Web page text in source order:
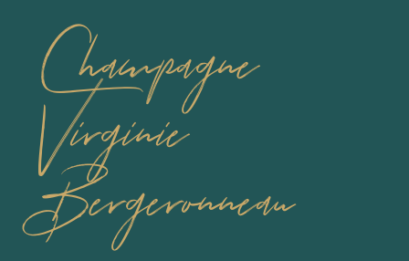
Champagne
Virginie
Bergeronneau